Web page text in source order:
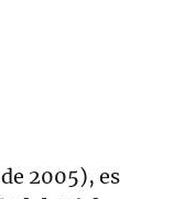
2005), es